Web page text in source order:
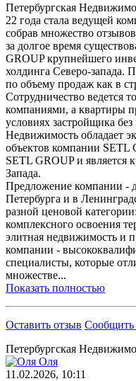
Петербургская
22 года стала ведущей
собрав множество
за долгое время
GROUP крупнейшего
холдинга Северо-запада.
по объему продаж как в
Сотрудничество ведется
компаниями, а квартиры
условиях застройщика
Недвижимость обладает
объектов компании SETL
SETL GROUP и является
Запада.
Предложение компании -
Петербурга и в
разной ценовой
комплексного освоения
элитная недвижимость и
компании -
специалисты, которые
множестве...
Показать полностью
Оставить отзыв Сообщить
Петербургская
Оля
11.02.2026, 10:11